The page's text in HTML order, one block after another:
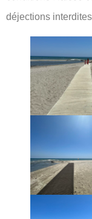
déjections interdites